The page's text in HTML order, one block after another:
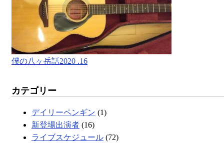
僕の八ヶ岳話2020 .16
カテゴリー
デイリーペンギン (1)
新登場出演者 (16)
ライブスケジュール (72)